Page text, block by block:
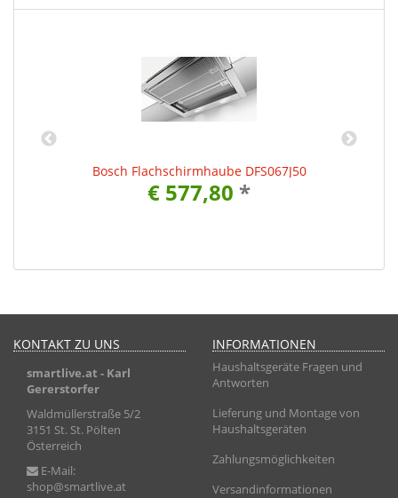
Bosch Flachschirmhaube DFS067J50
€ 577,80 *
KONTAKT ZU UNS
smartlive.at - Karl
Gererstorfer
Waldmüllerstraße 5/2
3151 St. St. Pölten
Österreich
E-Mail:
shop@smartlive.at
INFORMATIONEN
Haushaltsgeräte Fragen und
Antworten
Lieferung und Montage von
Haushaltsgeräten
Zahlungsmöglichkeiten
Versandinformationen